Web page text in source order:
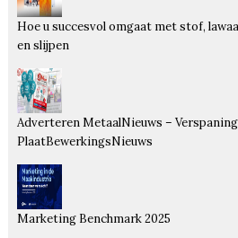
Hoe u succesvol omgaat met stof,
en slijpen
Adverteren MetaalNieuws –
PlaatBewerkingsNieuws
Marketing Benchmark 2025